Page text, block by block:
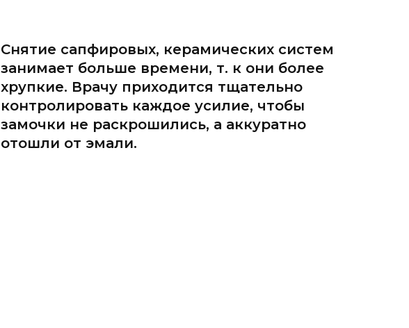
Снятие сапфировых, керамических систем
занимает больше времени, т. к они более
хрупкие. Врачу приходится тщательно
контролировать каждое усилие, чтобы
замочки не раскрошились, а аккуратно
отошли от эмали.